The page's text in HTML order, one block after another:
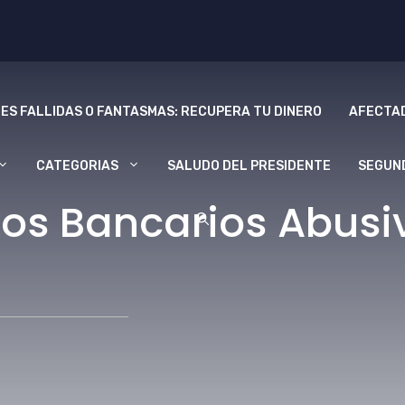
FALLIDAS O FANTASMAS: RECUPERA TU DINERO
CATEGORIAS SALUDO DEL PRESIDENTE
Bancarios